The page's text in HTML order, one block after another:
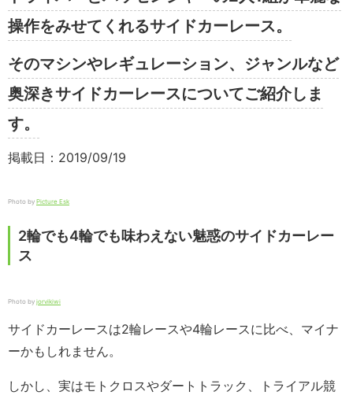
操作をみせてくれるサイドカーレース。
そのマシンやレギュレーション、ジャンルなど
奥深きサイドカーレースについてご紹介しま
す。
掲載日：2019/09/19
Photo by Picture Esk
2輪でも4輪でも味わえない魅惑のサイドカーレー
ス
Photo by jorvikiwi
サイドカーレースは2輪レースや4輪レースに比べ、マイナ
ーかもしれません。
しかし、実はモトクロスやダートトラック、トライアル競